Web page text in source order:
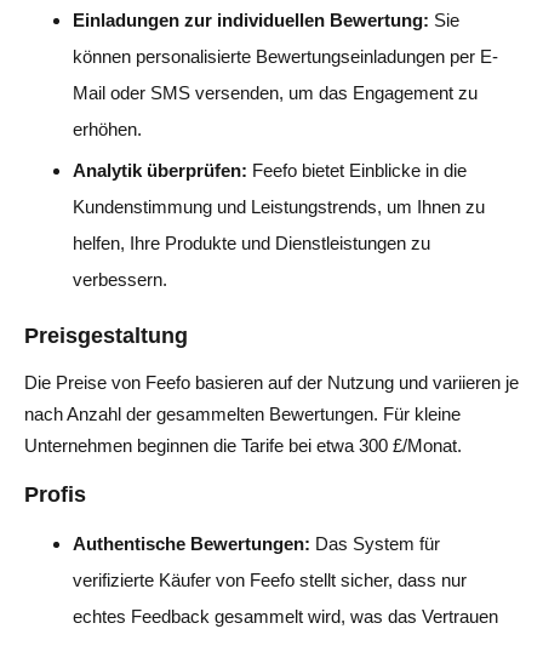
Einladungen zur individuellen Bewertung: Sie
können personalisierte Bewertungseinladungen per E-
Mail oder SMS versenden, um das Engagement zu
erhöhen.
Analytik überprüfen: Feefo bietet Einblicke in die
Kundenstimmung und Leistungstrends, um Ihnen zu
helfen, Ihre Produkte und Dienstleistungen zu
verbessern.
Preisgestaltung
Die Preise von Feefo basieren auf der Nutzung und variieren je
nach Anzahl der gesammelten Bewertungen. Für kleine
Unternehmen beginnen die Tarife bei etwa 300 £/Monat.
Profis
Authentische Bewertungen: Das System für
verifizierte Käufer von Feefo stellt sicher, dass nur
echtes Feedback gesammelt wird, was das Vertrauen